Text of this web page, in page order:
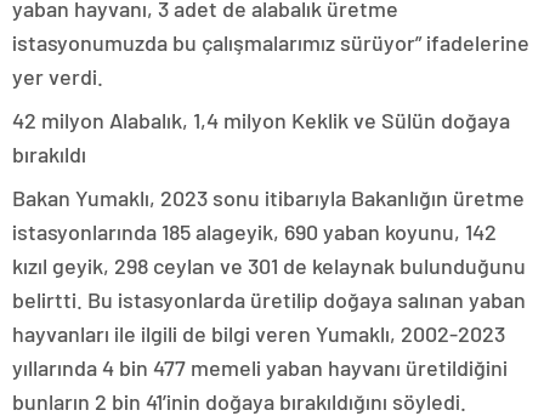
yaban hayvanı, 3 adet de alabalık üretme
istasyonumuzda bu çalışmalarımız sürüyor” ifadelerine
yer verdi.
42 milyon Alabalık, 1,4 milyon Keklik ve Sülün doğaya
bırakıldı
Bakan Yumaklı, 2023 sonu itibarıyla Bakanlığın üretme
istasyonlarında 185 alageyik, 690 yaban koyunu, 142
kızıl geyik, 298 ceylan ve 301 de kelaynak bulunduğunu
belirtti. Bu istasyonlarda üretilip doğaya salınan yaban
hayvanları ile ilgili de bilgi veren Yumaklı, 2002-2023
yıllarında 4 bin 477 memeli yaban hayvanı üretildiğini
bunların 2 bin 41’inin doğaya bırakıldığını söyledi.